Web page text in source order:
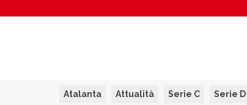
Atalanta Attualità Serie C Serie D